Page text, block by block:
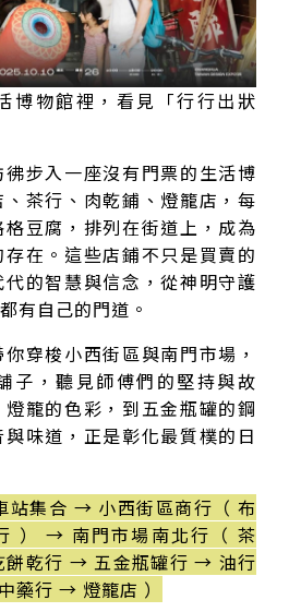
博物館裡，看見「行行出狀
步入一座沒有門票的生活博
茶行、肉乾鋪、燈籠店，每
豆腐，排列在街道上，成為
在。這些店鋪不只是買賣的
的智慧與信念，從神明守護
有自己的門道。
穿梭小西街區與南門市場，
子，聽見師傅們的堅持與故
籠的色彩，到五金瓶罐的鋼
味道，正是彰化最質樸的日
站集合 → 小西街區商行（ 布
） → 南門市場南北行（ 茶
乾行 → 五金瓶罐行 → 油行
藥行 → 燈籠店 ）